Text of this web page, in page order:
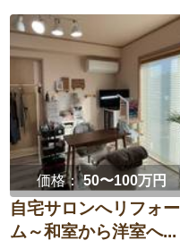
価格：50〜100万円
自宅サロンへリフォー
ム～和室から洋室へ...